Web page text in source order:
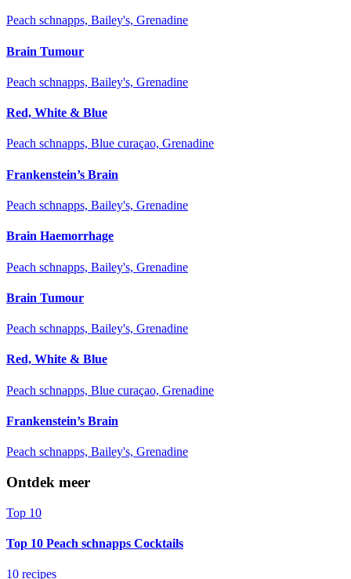
Peach schnapps, Bailey's, Grenadine
Brain Tumour
Peach schnapps, Bailey's, Grenadine
Red, White & Blue
Peach schnapps, Blue curaçao, Grenadine
Frankenstein’s Brain
Peach schnapps, Bailey's, Grenadine
Brain Haemorrhage
Peach schnapps, Bailey's, Grenadine
Brain Tumour
Peach schnapps, Bailey's, Grenadine
Red, White & Blue
Peach schnapps, Blue curaçao, Grenadine
Frankenstein’s Brain
Peach schnapps, Bailey's, Grenadine
Ontdek meer
Top 10
Top 10 Peach schnapps Cocktails
10 recipes